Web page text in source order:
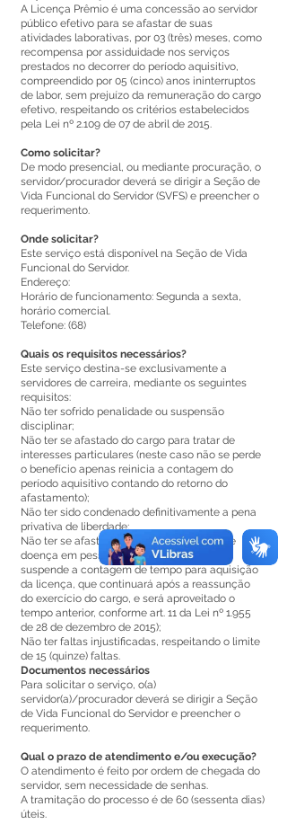
A Licença Prêmio é uma concessão ao servidor
público efetivo para se afastar de suas
atividades laborativas, por 03 (três) meses, como
recompensa por assiduidade nos serviços
prestados no decorrer do período aquisitivo,
compreendido por 05 (cinco) anos ininterruptos
de labor, sem prejuízo da remuneração do cargo
efetivo, respeitando os critérios estabelecidos
pela Lei nº 2.109 de 07 de abril de 2015.
Como solicitar?
De modo presencial, ou mediante procuração, o
servidor/procurador deverá se dirigir a Seção de
Vida Funcional do Servidor (SVFS) e preencher o
requerimento.
Onde solicitar?
Este serviço está disponível na Seção de Vida
Funcional do Servidor.
Endereço:
Horário de funcionamento: Segunda a sexta,
horário comercial.
Telefone: (68)
Quais os requisitos necessários?
Este serviço destina-se exclusivamente a
servidores de carreira, mediante os seguintes
requisitos:
Não ter sofrido penalidade ou suspensão
disciplinar;
Não ter se afastado do cargo para tratar de
interesses particulares (neste caso não se perde
o benefício apenas reinicia a contagem do
período aquisitivo contando do retorno do
afastamento);
Não ter sido condenado definitivamente a pena
privativa de liberdade;
Não ter se afastado do cargo por motivo de
doença em pessoa da família (neste caso,
suspende a contagem de tempo para aquisição
da licença, que continuará após a reassunção
do exercício do cargo, e será aproveitado o
tempo anterior, conforme art. 11 da Lei nº 1.955
de 28 de dezembro de 2015);
Não ter faltas injustificadas, respeitando o limite
de 15 (quinze) faltas.
Documentos necessários
Para solicitar o serviço, o(a)
servidor(a)/procurador deverá se dirigir a Seção
de Vida Funcional do Servidor e preencher o
requerimento.
Qual o prazo de atendimento e/ou execução?
O atendimento é feito por ordem de chegada do
servidor, sem necessidade de senhas.
A tramitação do processo é de 60 (sessenta dias)
úteis.